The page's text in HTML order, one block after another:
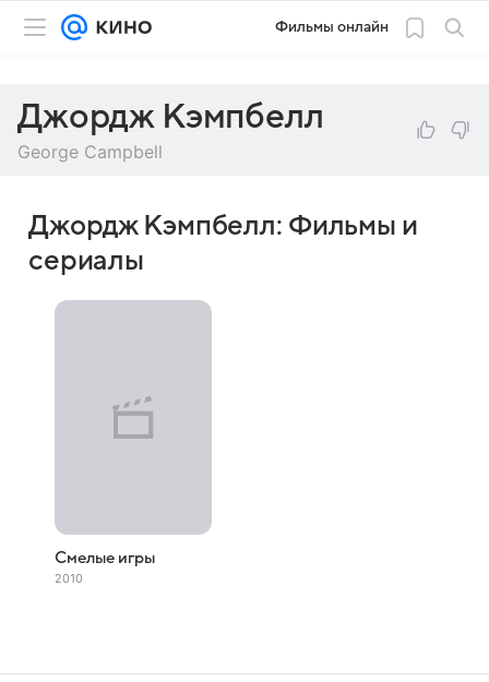
Фильмы онлайн
Джордж Кэмпбелл
George Campbell
Джордж Кэмпбелл: Фильмы и
сериалы
Смелые игры
2010